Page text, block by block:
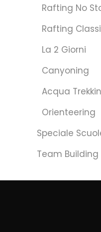
Rafting No
Rafting
La 2 Giorni
Canyoning
Acqua
Orienteering
Speciale
Team Building